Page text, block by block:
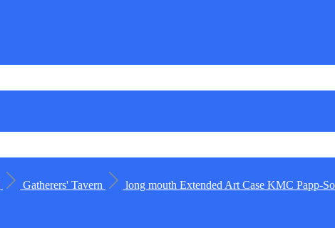
Gatherers' Tavern long mouth Extended Art Case KMC Papp-